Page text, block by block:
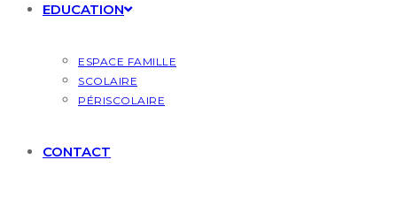
EDUCATION
ESPACE FAMILLE
SCOLAIRE
PÉRISCOLAIRE
CONTACT